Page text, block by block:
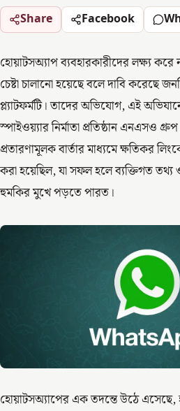
Share Facebook
হোয়াটসঅ্যাপ ব্যবহারকারীদের লক্ষ্য
চেষ্টা চালানো হয়েছে বলে দাবি করেছে
প্ল্যাটফর্মটি। তাদের অভিযোগ, এই
স্পাইওয়্যার নির্মাতা প্রতিষ্ঠান এনএসও
প্রতারণামূলক বার্তার মাধ্যমে ক্ষতিকর
করা হয়েছিল, যা সফল হলে ব্যক্তিগত তথ্য
হুমকির মুখে পড়তে পারত।
হোয়াটসঅ্যাপের এক তদন্তে উঠে এসেছে,